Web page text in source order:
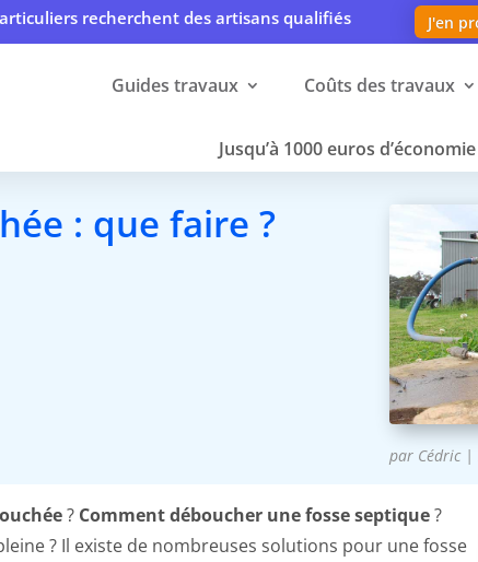
recherchent des artisans qualifiés J'en
Guides travaux Coûts des travaux
Jusqu’à 1000 euros
: que faire ?
par Cédric|
? Comment déboucher une fosse septique?
? Il existe de nombreuses solutions pour une fosse